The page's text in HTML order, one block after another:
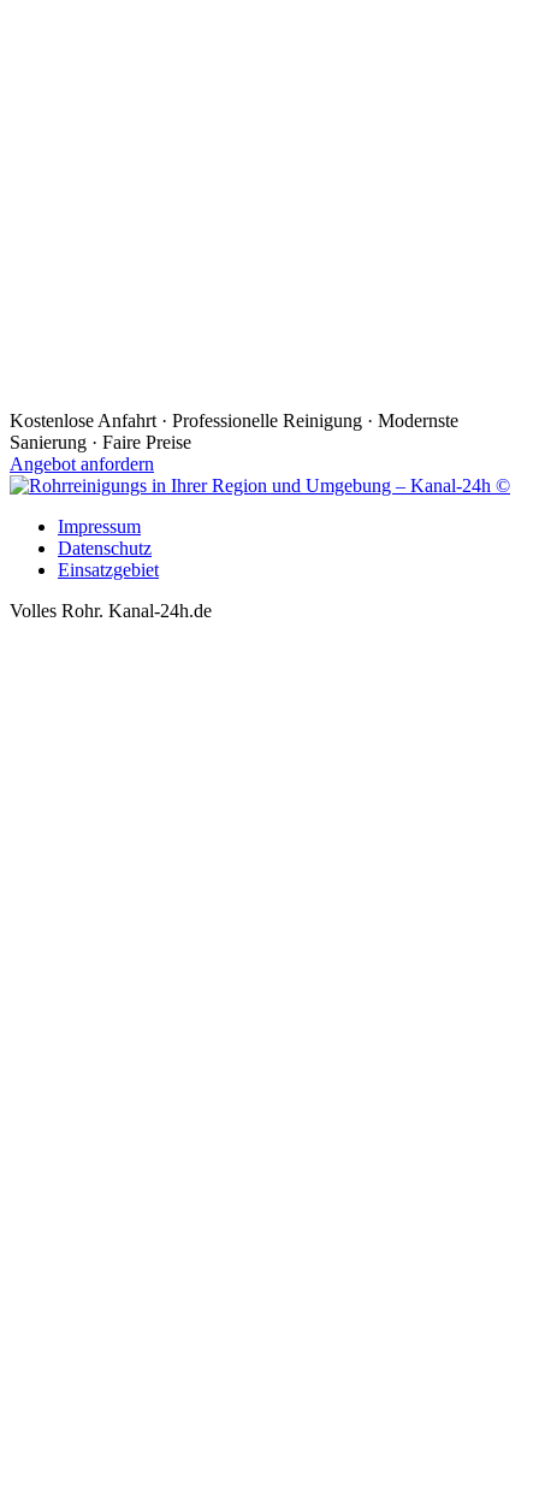
Kostenlose Anfahrt · Professionelle Reinigung · Modernste
Sanierung · Faire Preise
Angebot anfordern
Impressum
Datenschutz
Einsatzgebiet
Volles Rohr. Kanal-24h.de